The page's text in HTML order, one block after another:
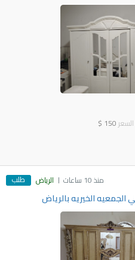
السعر 150
$
منذ 10 ساعات الرياض طلب
الجمعيه الخيريه بالرياض